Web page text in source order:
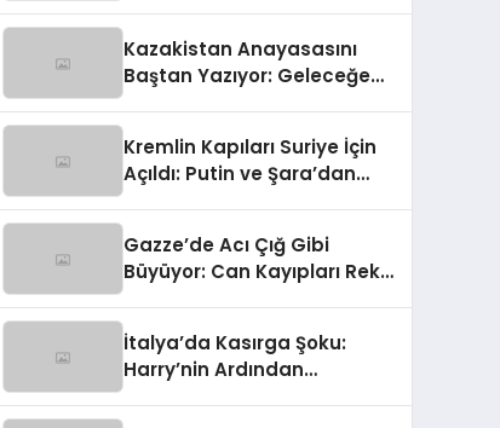
Kazakistan Anayasasını
Baştan Yazıyor: Geleceğe
Kremlin Kapıları Suriye İçin
Açıldı: Putin ve Şara’dan
Gazze’de Acı Çığ Gibi
Büyüyor: Can Kayıpları Rekor
İtalya’da Kasırga Şoku:
Harry’nin Ardından